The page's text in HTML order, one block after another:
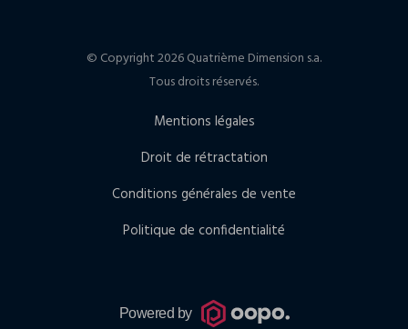
© Copyright 2026 Quatrième Dimension s.a.
Tous droits réservés.
Mentions légales
Droit de rétractation
Conditions générales de vente
Politique de confidentialité
Powered by